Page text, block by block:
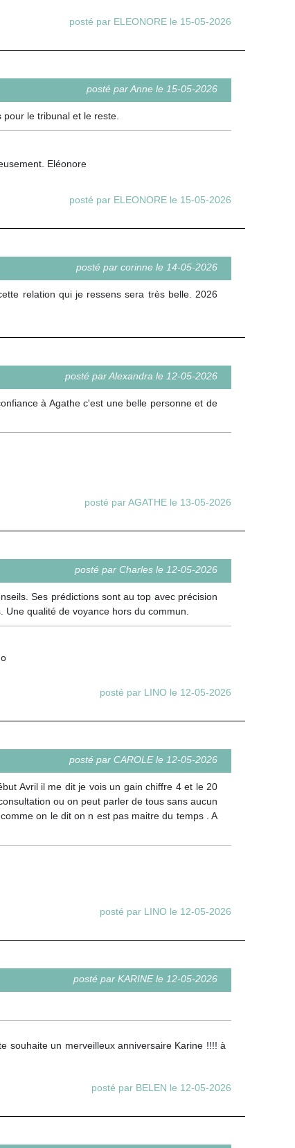
posté par ELEONORE le 15-05-2026
posté par Anne le 15-05-2026
le tribunal et le reste.
Eléonore
posté par ELEONORE le 15-05-2026
posté par corinne le 14-05-2026
relation qui je ressens sera très belle. 2026
posté par Alexandra le 12-05-2026
à Agathe c'est une belle personne et de
posté par AGATHE le 13-05-2026
posté par Charles le 12-05-2026
Ses prédictions sont au top avec précision
qualité de voyance hors du commun.
posté par LINO le 12-05-2026
posté par CAROLE le 12-05-2026
Avril il me dit je vois un gain chiffre 4 et le 20
ou on peut parler de tous sans aucun
on le dit on n est pas maitre du temps . A
posté par LINO le 12-05-2026
posté par KARINE le 12-05-2026
souhaite un merveilleux anniversaire Karine !!!! à
posté par BELEN le 12-05-2026